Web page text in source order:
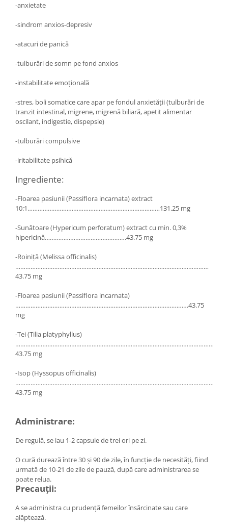
Hemoroizi
Imunitate
Imunostimulator
Infertilitate femei
Infertilitate masculină
Inflamatii
Laringospasm
Leucoree
Menopauza
Migrene
Obezitate
Parazitoză digestivă
Pediatrie
Potenta
Prostatită
Reflux Gastro-Esofagian
Retenție apă
Sindromul colonului iritabil
Sistemul circulator
Sistemul digestiv
Sistemul nervos
-anxietate
-sindrom anxios-depresiv
-atacuri de panică
-tulburări de somn pe fond anxios
-instabilitate emoţională
-stres, boli somatice care apar pe fondul anxietăţii (tulburări de
tranzit intestinal, migrene, migrenă biliară, apetit alimentar
oscilant, indigestie, dispepsie)
-tulburări compulsive
-iritabilitate psihică
Ingrediente:
-Floarea pasiunii (Passiflora incarnata) extract
10:1……………………………………………………………………131.25 mg
-Sunătoare (Hypericum perforatum) extract cu min. 0,3%
hipericină…………………………………………43.75 mg
-Roiniţă (Melissa officinalis)
……………………………………………………………………………………………………
43.75 mg
-Floarea pasiunii (Passiflora incarnata)
…………………………………………………………………………………………43.75
mg
-Tei (Tilia platyphyllus)
……………………………………………………………………………………………………………
43.75 mg
-Isop (Hyssopus officinalis)
…………………………………………………………………………………………………………
43.75 mg
Administrare:
De regulă, se iau 1-2 capsule de trei ori pe zi.
O cură durează între 30 și 90 de zile, în funcție de necesități, fiind
urmată de 10-21 de zile de pauză, după care administrarea se
poate relua.
Precauții:
A se administra cu prudență femeilor însărcinate sau care
alăptează.